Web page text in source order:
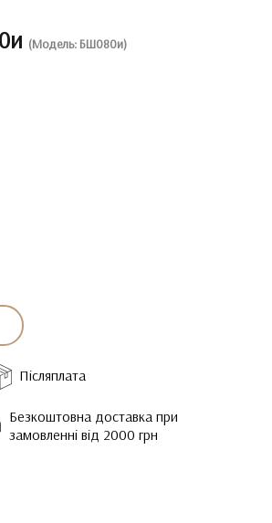
(Модель: БШ080и)
Післяплата
Безкоштовна доставка при
замовленні від 2000 грн